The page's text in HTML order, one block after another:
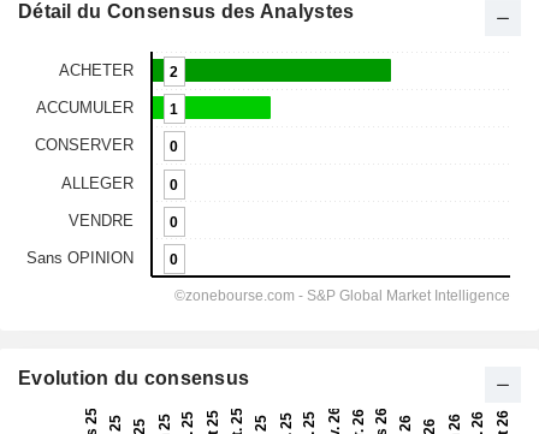
Détail du Consensus des Analystes
Evolution du consensus